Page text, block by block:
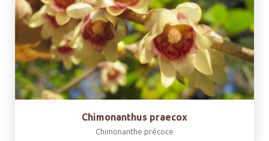
Chimonanthus praecox
Chimonanthe précoce